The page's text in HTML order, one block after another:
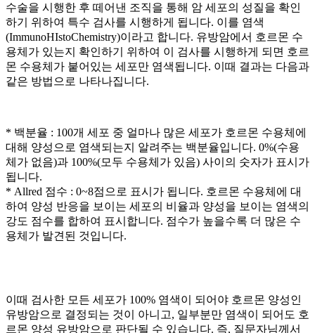
수술을 시행한 후 떼어낸 조직을 통해 암 세포의 성질을 확인
하기 위하여 특수 검사를 시행하게 됩니다. 이를 염색
(ImmunoHIstoChemistry)이라고 합니다. 유방암에서 호르몬 수
용체가 있는지 확인하기 위하여 이 검사를 시행하게 되면 호르
몬 수용체가 붙어있는 세포만 염색됩니다. 이때 결과는 다음과
같은 방법으로 나타나집니다.
* 백분율 : 100개 세포 중 얼마나 많은 세포가 호르몬 수용체에
대해 양성으로 염색되는지 알려주는 백분율입니다. 0%(수용
체가 없음)과 100%(모두 수용체가 있음) 사이의 숫자가 표시가
됩니다.
* Allred 점수 : 0~8점으로 표시가 됩니다. 호르몬 수용체에 대
하여 양성 반응을 보이는 세포의 비율과 양성을 보이는 염색의
강도 점수를 합하여 표시합니다. 점수가 높을수록 더 많은 수
용체가 발견된 것입니다.
이때 검사한 모든 세포가 100% 염색이 되어야 호르몬 양성인
유방암으로 결정되는 것이 아니고, 일부분만 염색이 되어도 호
르몬 양성 유방암으로 판단될 수 있습니다. 즉, 질문자님께서